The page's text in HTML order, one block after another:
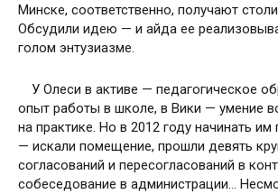
Минске, соответственно, получают
Обсудили идею — и айда ее
голом энтузиазме.
У Олеси в активе — педагогическое
опыт работы в школе, в Вики — умение
на практике. Но в 2012 году начинать им
— искали помещение, прошли девять
согласований и пересогласований в
собеседование в администрации…